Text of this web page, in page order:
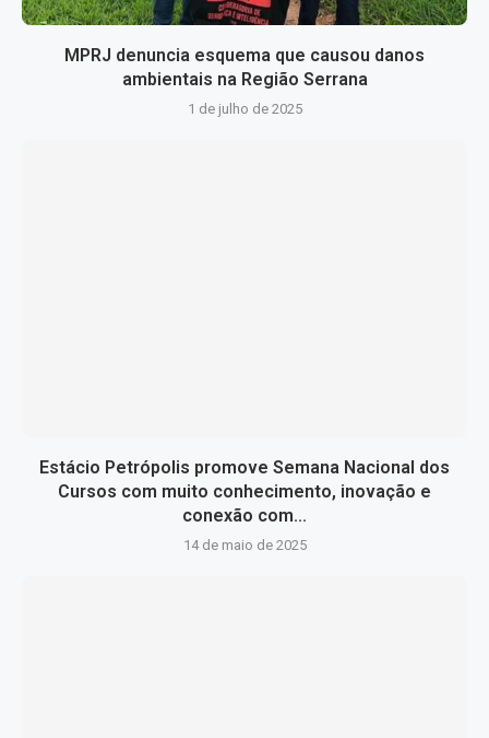
MPRJ denuncia esquema que causou danos
ambientais na Região Serrana
1 de julho de 2025
Estácio Petrópolis promove Semana Nacional dos
Cursos com muito conhecimento, inovação e
conexão com...
14 de maio de 2025